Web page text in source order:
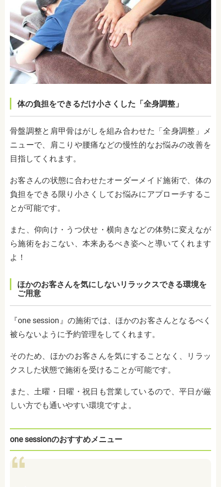
体の負担をできるだけ小さくした「全身調整」
骨盤調整と肩甲骨はがしを組み合わせた「全身調整」メ
ニューで、肩こりや腰痛などの慢性的なお悩みの改善を
目指してくれます。
お客さんの状態に合わせたオーダーメイド施術で、体の
負担をできる限り小さくしてお悩みにアプローチするこ
とが可能です。
また、仰向け・うつ伏せ・横向きなどの体勢に変えなが
ら施術をおこない、本来あるべき姿へと導いてくれます
よ！
ほかのお客さんを気にしないリラックスできる環境を
ご用意
『one session』の施術では、ほかのお客さんとなるべく
被らないように予約管理をしてくれます。
そのため、ほかのお客さんを気にすることなく、リラッ
クスした状態で施術を受けることが可能です。
また、土曜・日曜・祝日も営業しているので、平日が厳
しい方でも通いやすい環境ですよ。
one sessionのおすすめメニュー